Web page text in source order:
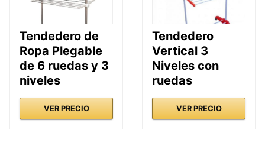
Tendedero de
Ropa Plegable
de 6 ruedas y 3
niveles
VER PRECIO
Tendedero
Vertical 3
Niveles con
ruedas
VER PRECIO